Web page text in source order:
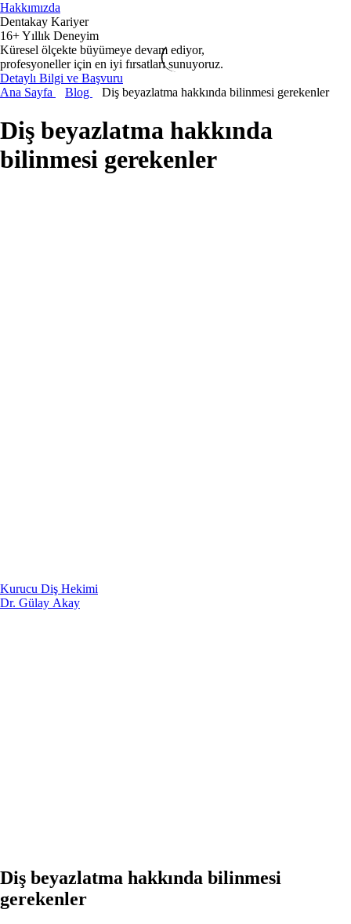
Hakkımızda
Dentakay Kariyer
16+ Yıllık Deneyim
Küresel ölçekte büyümeye devam ediyor,
profesyoneller için en iyi fırsatları sunuyoruz.
Detaylı Bilgi ve Başvuru
Ana Sayfa
Blog Diş beyazlatma hakkında bilinmesi gerekenler
Diş beyazlatma hakkında
bilinmesi gerekenler
Kurucu Diş Hekimi
Dr. Gülay Akay
Diş beyazlatma hakkında bilinmesi
gerekenler